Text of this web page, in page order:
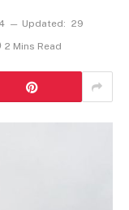
Updated: 29
2 Mins Read